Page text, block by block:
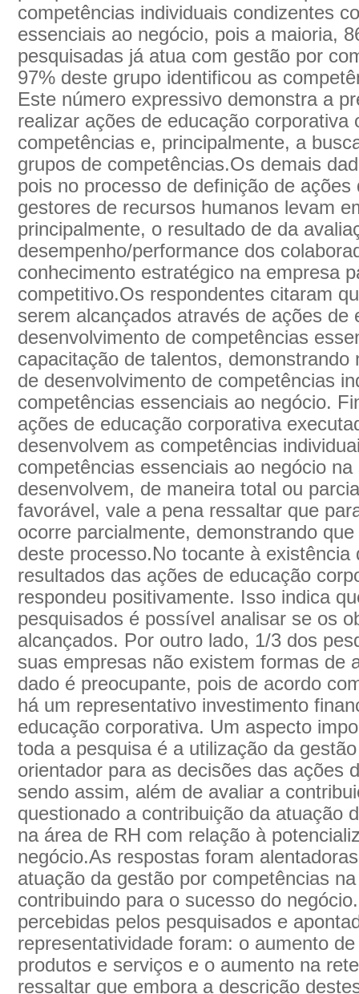
competências individuais condizentes
essenciais ao negócio, pois a maioria,
pesquisadas já atua com gestão por
97% deste grupo identificou as
Este número expressivo demonstra a
realizar ações de educação corporativa
competências e, principalmente, a
grupos de competências.Os demais
pois no processo de definição de
gestores de recursos humanos levam
principalmente, o resultado de da
desempenho/performance dos
conhecimento estratégico na empresa
competitivo.Os respondentes citaram
serem alcançados através de ações de
desenvolvimento de competências
capacitação de talentos, demonstrando
de desenvolvimento de competências
competências essenciais ao negócio.
ações de educação corporativa
desenvolvem as competências
competências essenciais ao negócio
desenvolvem, de maneira total ou
favorável, vale a pena ressaltar que
ocorre parcialmente, demonstrando
deste processo.No tocante à
resultados das ações de educação
respondeu positivamente. Isso indica
pesquisados é possível analisar se os
alcançados. Por outro lado, 1/3 dos
suas empresas não existem formas de
dado é preocupante, pois de acordo
há um representativo investimento
educação corporativa. Um aspecto
toda a pesquisa é a utilização da
orientador para as decisões das ações
sendo assim, além de avaliar a
questionado a contribuição da atuação
na área de RH com relação à
negócio.As respostas foram
atuação da gestão por competências
contribuindo para o sucesso do
percebidas pelos pesquisados e
representatividade foram: o aumento
produtos e serviços e o aumento na
ressaltar que embora a descrição